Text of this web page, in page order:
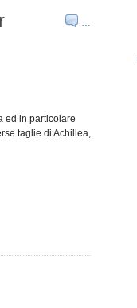
…
ed in particolare
taglie di Achillea,